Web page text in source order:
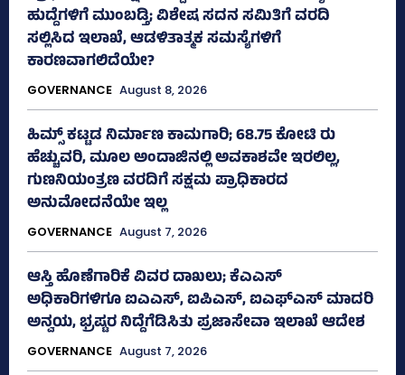
ಹುದ್ದೆಗಳಿಗೆ ಮುಂಬಡ್ತಿ; ವಿಶೇಷ ಸದನ ಸಮಿತಿಗೆ ವರದಿ
ಸಲ್ಲಿಸಿದ ಇಲಾಖೆ, ಆಡಳಿತಾತ್ಮಕ ಸಮಸ್ಯೆಗಳಿಗೆ
ಕಾರಣವಾಗಲಿದೆಯೇ?
GOVERNANCE August 8, 2026
ಹಿಮ್ಸ್‌ ಕಟ್ಟಡ ನಿರ್ಮಾಣ ಕಾಮಗಾರಿ; 68.75 ಕೋಟಿ ರು
ಹೆಚ್ಚುವರಿ, ಮೂಲ ಅಂದಾಜಿನಲ್ಲಿ ಅವಕಾಶವೇ ಇರಲಿಲ್ಲ,
ಗುಣನಿಯಂತ್ರಣ ವರದಿಗೆ ಸಕ್ಷಮ ಪ್ರಾಧಿಕಾರದ
ಅನುಮೋದನೆಯೇ ಇಲ್ಲ
GOVERNANCE August 7, 2026
ಆಸ್ತಿ ಹೊಣೆಗಾರಿಕೆ ವಿವರ ದಾಖಲು; ಕೆಎಎಸ್
ಅಧಿಕಾರಿಗಳಿಗೂ ಐಎಎಸ್‌, ಐಪಿಎಸ್‌, ಐಎಫ್‌ಎಸ್‌ ಮಾದರಿ
ಅನ್ವಯ, ಭ್ರಷ್ಟರ ನಿದ್ದೆಗೆಡಿಸಿತು ಪ್ರಜಾಸೇವಾ ಇಲಾಖೆ ಆದೇಶ
GOVERNANCE August 7, 2026